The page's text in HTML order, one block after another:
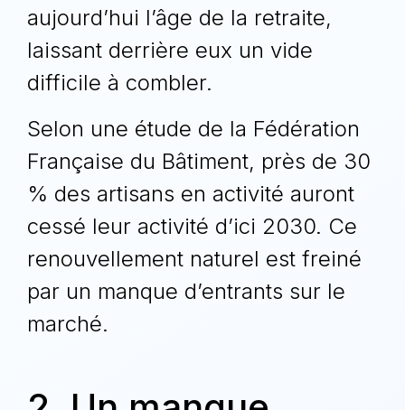
aujourd’hui l’âge de la retraite,
laissant derrière eux un vide
difficile à combler.
Selon une étude de la Fédération
Française du Bâtiment, près de 30
% des artisans en activité auront
cessé leur activité d’ici 2030. Ce
renouvellement naturel est freiné
par un manque d’entrants sur le
marché.